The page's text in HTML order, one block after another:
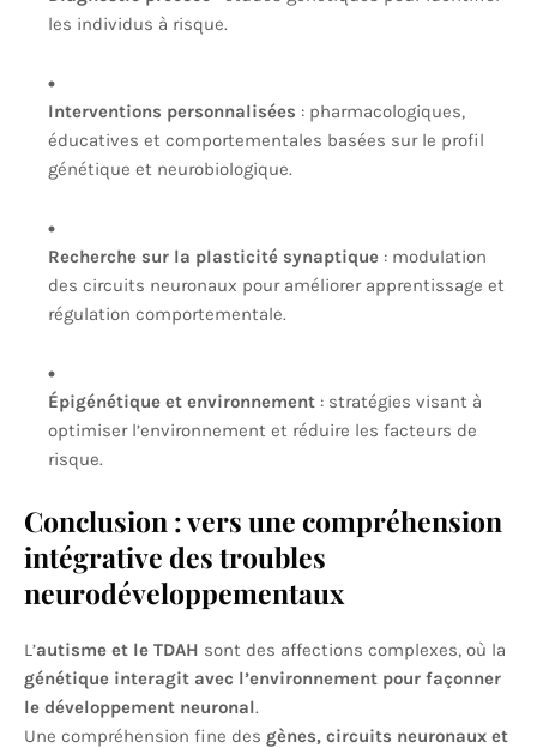
les individus à risque.
Interventions personnalisées : pharmacologiques,
éducatives et comportementales basées sur le profil
génétique et neurobiologique.
Recherche sur la plasticité synaptique : modulation
des circuits neuronaux pour améliorer apprentissage et
régulation comportementale.
Épigénétique et environnement : stratégies visant à
optimiser l’environnement et réduire les facteurs de
risque.
Conclusion : vers une compréhension
intégrative des troubles
neurodéveloppementaux
L’autisme et le TDAH sont des affections complexes, où la
génétique interagit avec l’environnement pour façonner
le développement neuronal.
Une compréhension fine des gènes, circuits neuronaux et